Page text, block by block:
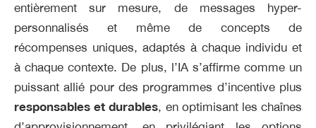
entièrement sur mesure, de messages hyper-
personnalisés et même de concepts de
récompenses uniques, adaptés à chaque individu et
à chaque contexte. De plus, l’IA s’affirme comme un
puissant allié pour des programmes d’incentive plus
responsables et durables, en optimisant les chaînes